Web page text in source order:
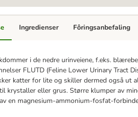
i de nedre urinveiene, f.eks.
FLUTD (Feline Lower Urinary Tract
katter for lite og skiller dermed også
krystaller eller grus. Større klumper av
en magnesium-ammonium-fosfat-
Ingredienser Fôringsanbefaling